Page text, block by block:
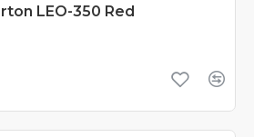
LEO-350 Red